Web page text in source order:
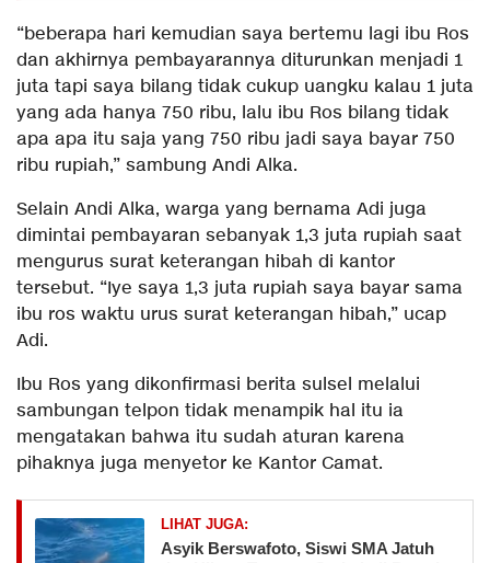
“beberapa hari kemudian saya bertemu lagi ibu Ros
dan akhirnya pembayarannya diturunkan menjadi 1
juta tapi saya bilang tidak cukup uangku kalau 1 juta
yang ada hanya 750 ribu, lalu ibu Ros bilang tidak
apa apa itu saja yang 750 ribu jadi saya bayar 750
ribu rupiah,” sambung Andi Alka.
Selain Andi Alka, warga yang bernama Adi juga
dimintai pembayaran sebanyak 1,3 juta rupiah saat
mengurus surat keterangan hibah di kantor
tersebut. “Iye saya 1,3 juta rupiah saya bayar sama
ibu ros waktu urus surat keterangan hibah,” ucap
Adi.
Ibu Ros yang dikonfirmasi berita sulsel melalui
sambungan telpon tidak menampik hal itu ia
mengatakan bahwa itu sudah aturan karena
pihaknya juga menyetor ke Kantor Camat.
LIHAT JUGA:
Asyik Berswafoto, Siswi SMA Jatuh